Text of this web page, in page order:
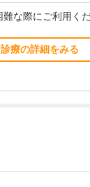
な際にご利用く
療の詳細をみる